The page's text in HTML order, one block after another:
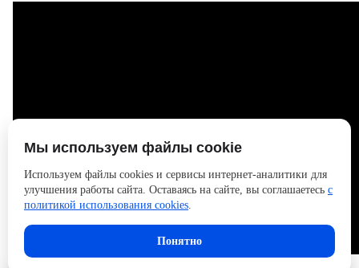
Мы используем файлы cookie
Используем файлы cookies и сервисы интернет-аналитики для
улучшения работы сайта. Оставаясь на сайте, вы соглашаетесь с
политикой использования cookies.
Понятно